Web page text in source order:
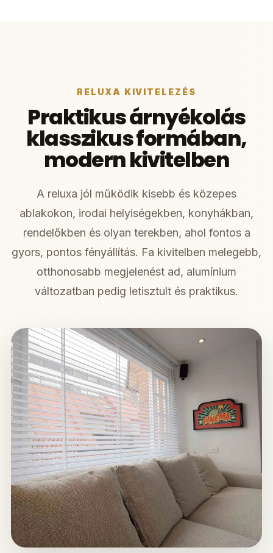
RELUXA KIVITELEZÉS
Praktikus árnyékolás
klasszikus formában,
modern kivitelben
A reluxa jól működik kisebb és közepes
ablakokon, irodai helyiségekben, konyhákban,
rendelőkben és olyan terekben, ahol fontos a
gyors, pontos fényállítás. Fa kivitelben melegebb,
otthonosabb megjelenést ad, alumínium
változatban pedig letisztult és praktikus.